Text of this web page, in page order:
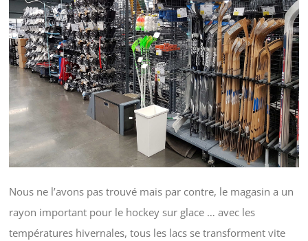
Nous ne l’avons pas trouvé mais par contre, le magasin a un
rayon important pour le hockey sur glace … avec les
températures hivernales, tous les lacs se transforment vite